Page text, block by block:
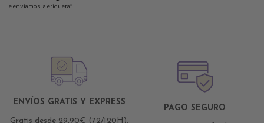
Te enviamos la etiqueta*
ENVÍOS GRATIS Y EXPRESS
Gratis desde 29,90€ (72/120H).
PAGO SEGURO